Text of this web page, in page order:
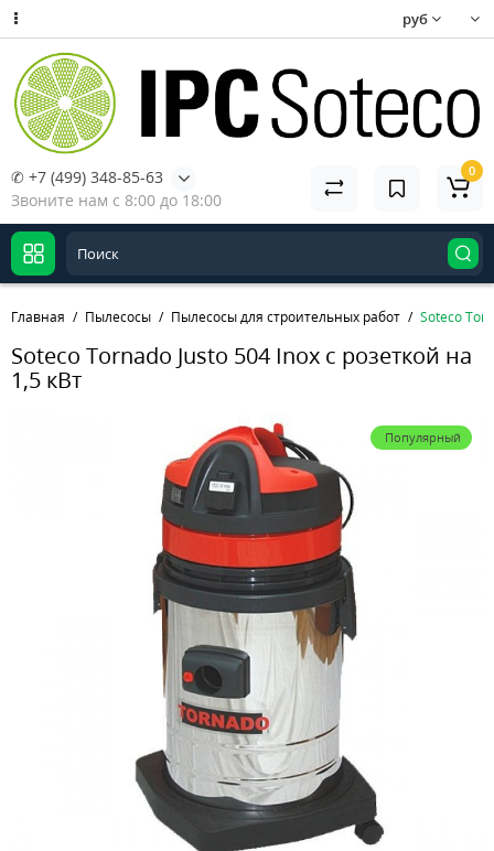
руб
✆ +7 (499) 348-85-63
Звоните нам с 8:00 до 18:00
0
Главная Пылесосы Пылесосы для строительных работ Soteco
Soteco Tornado Justo 504 Inox с розеткой на
1,5 кВт
Популярный